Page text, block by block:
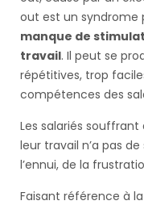
out est un syndrome
manque de
travail. Il peut se
répétitives, trop
compétences des
Les salariés
leur travail n’a pas
l’ennui, de la
Faisant référence à